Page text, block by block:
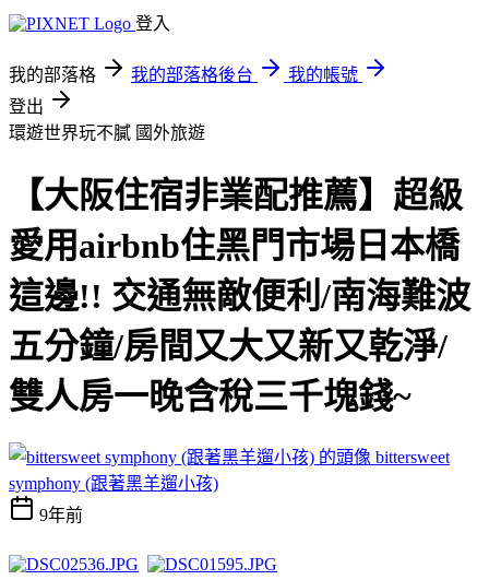
登入
我的部落格 我的部落格後台
我的帳號
登出
環遊世界玩不膩 國外旅遊
【大阪住宿非業配推薦】超級
愛用airbnb住黑門市場日本橋
這邊!! 交通無敵便利/南海難波
五分鐘/房間又大又新又乾淨/
雙人房一晚含稅三千塊錢~
bittersweet
symphony (跟著黑羊遛小孩)
9年前